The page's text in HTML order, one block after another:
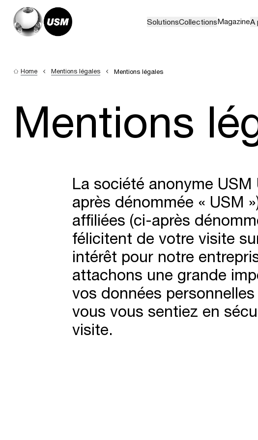
SolutionsCollectionsMagazineA
Home Mentions légales Mentions légales
Mentions
La société anonyme
après dénommée « USM
affiliées (ci-après
félicitent de votre visite
intérêt pour notre
attachons une grande
vos données
vous vous sentiez en
visite.